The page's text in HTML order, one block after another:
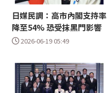
日媒民調：高市內閣支持率
降至54% 恐受抹黑門影響
2026-06-19 05:49